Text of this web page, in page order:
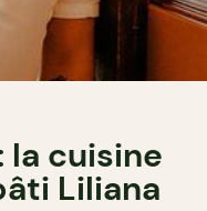
la cuisine
Liliana